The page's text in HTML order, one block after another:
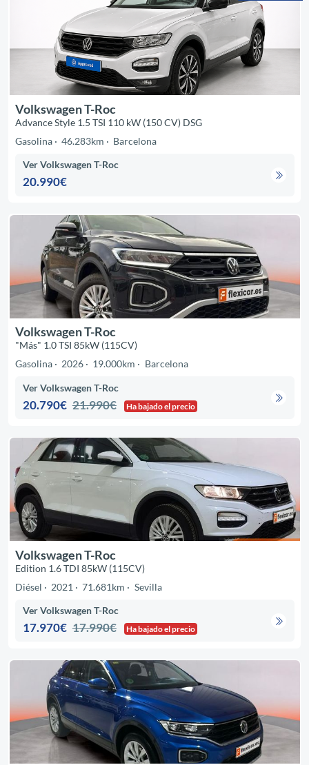
Volkswagen T-Roc
Advance Style 1.5 TSI 110 kW (150 CV) DSG
Gasolina
46.283km Barcelona
Ver Volkswagen T-Roc
20.990€
Volkswagen T-Roc
"Más" 1.0 TSI 85kW (115CV)
Gasolina
2026 19.000km Barcelona
Ver Volkswagen T-Roc
20.790€ 21.990€ Ha bajado el precio
Volkswagen T-Roc
Edition 1.6 TDI 85kW (115CV)
Diésel
2021 71.681km Sevilla
Ver Volkswagen T-Roc
17.970€ 17.990€ Ha bajado el precio